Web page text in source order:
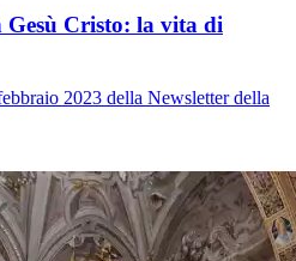
Cristo: la vita di
2023 della Newsletter della